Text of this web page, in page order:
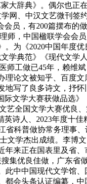
辞典》。偶尔也正
网、中汉文艺微刊签
员，有200篇摆布的
师，中国楹联学会会
为《2020中国年度
学典范》《现代文学
工做已45年，赖维
理论文被知乎、百度
写了良多诗文，抒
文学大赛获做品选》
艺全国文学大赛优良
诗人、2023年度十
科普做协常务理事、
学杰出成绩。李博
年来正在国表里及省
集优良佳做，广东省
中中国现代文学馆
会头条认证编纂，